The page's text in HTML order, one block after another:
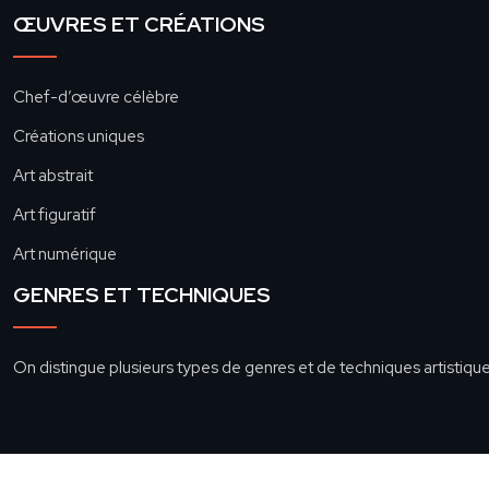
ŒUVRES ET CRÉATIONS
Chef-d’œuvre célèbre
Créations uniques
Art abstrait
Art figuratif
Art numérique
GENRES ET TECHNIQUES
On distingue plusieurs types de genres et de techniques